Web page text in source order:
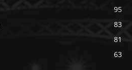
95
83
81
63